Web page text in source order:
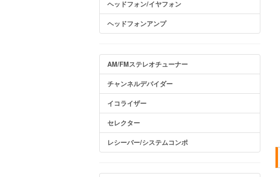
ヘッドフォン/イヤフォン
ヘッドフォンアンプ
AM/FMステレオチューナー
チャンネルデバイダー
イコライザー
セレクター
レシーバー/システムコンポ